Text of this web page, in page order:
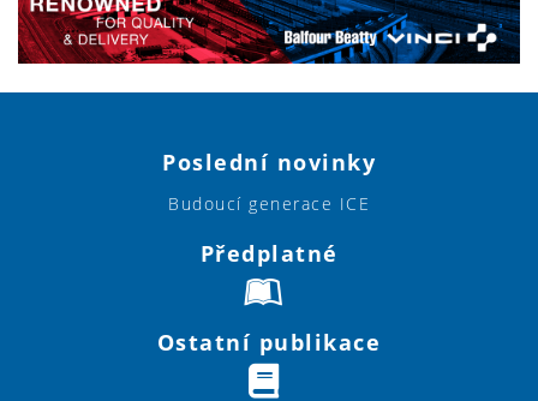
Poslední novinky
Budoucí generace ICE
Předplatné
Ostatní publikace